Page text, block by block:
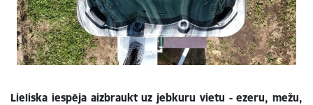
Lieliska iespēja aizbraukt uz jebkuru vietu - ezeru, mežu,